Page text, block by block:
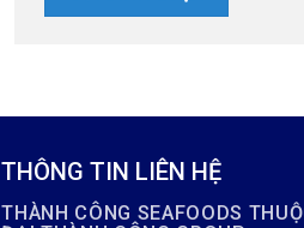
THÔNG TIN LIÊN HỆ
THÀNH CÔNG SEAFOODS